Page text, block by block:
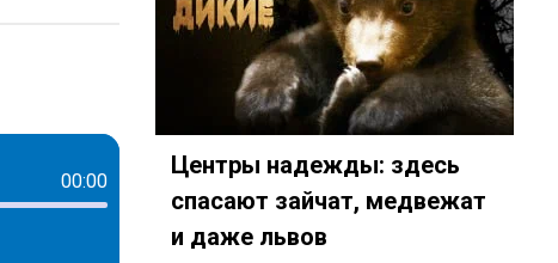
id3231232?country=ru
app?startapp=rkp-moj-avtomobil
www.youtube.com/playlist?list=PL9be-_-
00:00
Центры надежды: здесь
спасают зайчат, медвежат
и даже львов